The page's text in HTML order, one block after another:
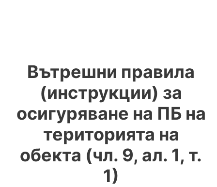
Вътрешни правила
(инструкции) за
осигуряване на ПБ на
територията на
обекта (чл. 9, ал. 1, т.
1)